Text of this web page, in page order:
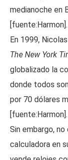
medianoche en
[fuente:Harmon].
En 1999,
The New York
globalizado la
donde todos
por 70 dólares
[fuente:Harmon].
Sin embargo,
calculadora en